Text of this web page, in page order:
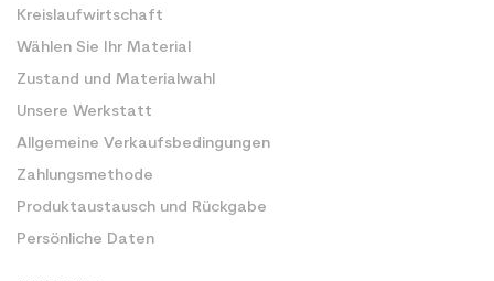
Kreislaufwirtschaft
Wählen Sie Ihr Material
Zustand und Materialwahl
Unsere Werkstatt
Allgemeine Verkaufsbedingungen
Zahlungsmethode
Produktaustausch und Rückgabe
Persönliche Daten